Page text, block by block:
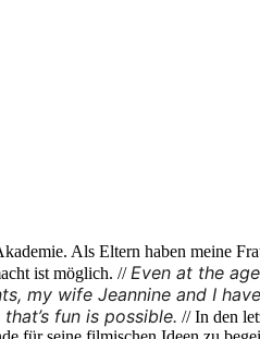
Als Eltern haben meine
ist möglich. // Even at the
my wife Jeannine and I
fun is possible. // In den